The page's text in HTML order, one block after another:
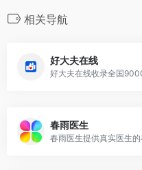
相关导航
好大夫在线
春雨医生
春雨医生提供真实医生的